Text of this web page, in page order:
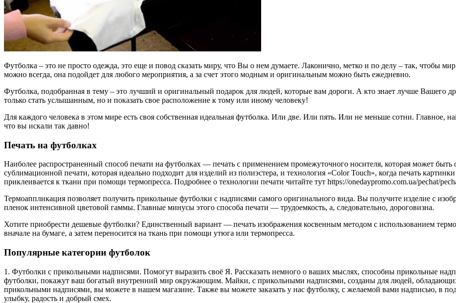
Футболка – это не просто одежда, это еще и повод сказать миру, что Вы о нем думаете. Лаконично, метко и по делу – так, чтобы
можно всегда, она подойдет для любого мероприятия, а за счет этого модным и оригинальным можно быть ежедневно.
Футболка, подобранная в тему – это лучший и оригинальный подарок для людей, которые вам дороги. А кто знает лучше
только стать услышанным, но и показать свое расположение к тому или иному человеку!
Для каждого человека в этом мире есть своя собственная идеальная футболка. Или две. Или пять. Или не меньше сотни. Главное,
что вы искали так давно!
Печать на футболках
Наиболее распространенный способ печати на футболках — печать с применением промежуточного носителя, которая может быть
сублимационной печати, которая идеально подходит для изделий из полиэстера, и технология «Color Touch», когда печать
приклеивается к ткани при помощи термопресса. Подробнее о технологии печати читайте тут https://onedaypromo.com.ua/pechat/
Термоаппликация позволяет получить прикольные футболки с надписями самого оригинального вида. Вы получите изделие с
пленок интенсивной цветовой гаммы. Главные минусы этого способа печати — трудоемкость, а, следовательно, дороговизна.
Хотите приобрести дешевые футболки? Единственный вариант — печать изображения косвенным методом с использованием
вначале на бумаге, а затем переносится на ткань при помощи утюга или термопресса.
Популярные категории футболок
1. Футболки с прикольными надписями. Помогут выразить своё Я. Рассказать немного о ваших мыслях, способны прикольные
футболки, покажут ваш богатый внутренний мир окружающим. Майки, с прикольными надписями, созданы для людей,
прикольными надписями, вы можете в нашем магазине. Также вы можете заказать у нас футболку, с желаемой вами надписью, в
улыбку, радость и добрый смех.